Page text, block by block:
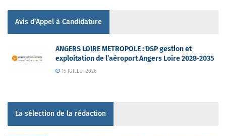
Avis d'Appel à Candidature
ANGERS LOIRE METROPOLE : DSP gestion et
exploitation de l’aéroport Angers Loire 2028-2035
15 JUILLET 2026
La sélection de la rédaction